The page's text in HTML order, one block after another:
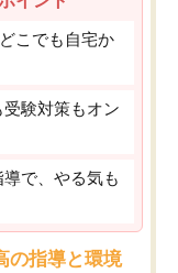
こでも自宅か
験対策もオン
で、やる気も
の指導と環境